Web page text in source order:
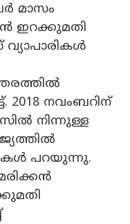
മാസം
ഇറക്കുമതി
2018 നവംബറിന്
നിന്നുള്ള
പറയുന്നു.